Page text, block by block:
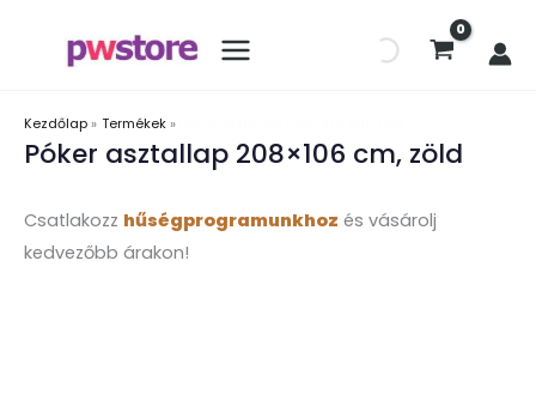
Kezdőlap Termékek
Póker asztallap 208×106 cm, zöld
Csatlakozz hűségprogramunkhoz és vásárolj
kedvezőbb árakon!